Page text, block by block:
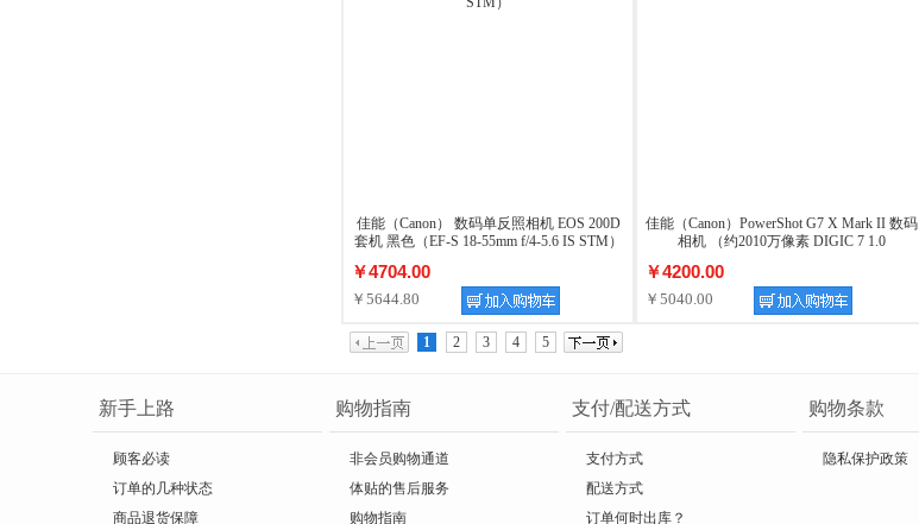
佳能（Canon） 数码单反照相机 EOS 200D
套机 黑色（EF-S 18-55mm f/4-5.6 IS STM）
￥4704.00
￥5644.80
佳能（Canon）PowerShot G7 X Mark II 数码
相机 （约2010万像素 DIGIC 7 1.0
￥4200.00
￥5040.00
1 2 3 4 5
新手上路
顾客必读
订单的几种状态
商品退货保障
购物指南
非会员购物通道
体贴的售后服务
购物指南
支付/配送方式
支付方式
配送方式
订单何时出库？
购物条款
隐私保护政策